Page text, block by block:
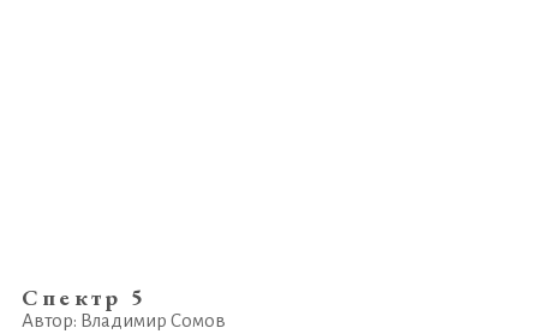
Спектр 5
Автор: Владимир Сомов